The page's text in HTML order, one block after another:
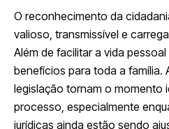
O reconhecimento da
valioso, transmissível e
Além de facilitar a vida
benefícios para toda a família.
legislação tornam o momento
processo, especialmente
jurídicas ainda estão sendo